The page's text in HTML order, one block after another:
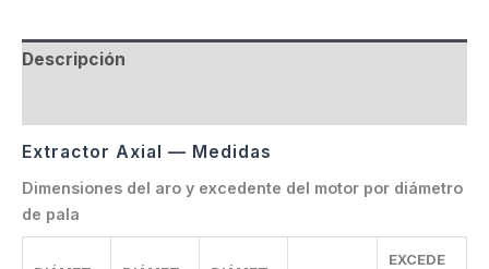
Descripción
Extractor Axial — Medidas
Dimensiones del aro y excedente del motor por diámetro
de pala
EXCEDE